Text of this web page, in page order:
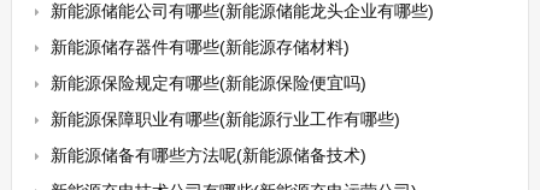
新能源储能公司有哪些(新能源储能龙头企业有哪些)
新能源储存器件有哪些(新能源存储材料)
新能源保险规定有哪些(新能源保险便宜吗)
新能源保障职业有哪些(新能源行业工作有哪些)
新能源储备有哪些方法呢(新能源储备技术)